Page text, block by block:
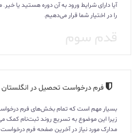
آیا دارای شرایط ورود به آن دوره هستید یا خیر.
را در اختیار شما قرار می‌دهیم.
قدم سوم
فرم درخواست تحصیل در انگلستان
بسیار مهم است که تمام بخش‌های فرم
زیرا این موضوع به تسریع روند ثبت‌نام
مدارک مورد نیاز در آخرین صفحه فرم